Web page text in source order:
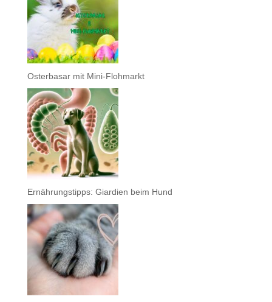
Osterbasar mit Mini-Flohmarkt
Ernährungstipps: Giardien beim Hund